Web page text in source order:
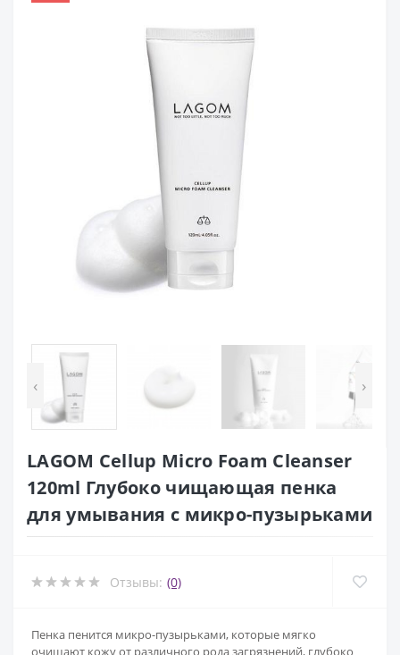
‹ ›
LAGOM Cellup Micro Foam Cleanser
120ml Глубоко чищающая пенка
для умывания с микро-пузырьками
Отзывы: (0)
Пенка пенится микро-пузырьками, которые мягко
очищают кожу от различного рода загрязнений, глубоко